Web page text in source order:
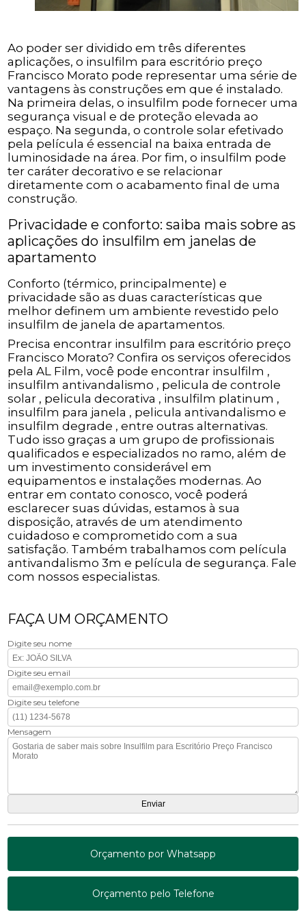
Ao poder ser dividido em três diferentes
aplicações, o insulfilm para escritório preço
Francisco Morato pode representar uma série de
vantagens às construções em que é instalado.
Na primeira delas, o insulfilm pode fornecer uma
segurança visual e de proteção elevada ao
espaço. Na segunda, o controle solar efetivado
pela película é essencial na baixa entrada de
luminosidade na área. Por fim, o insulfilm pode
ter caráter decorativo e se relacionar
diretamente com o acabamento final de uma
construção.
Privacidade e conforto: saiba mais sobre as
aplicações do insulfilm em janelas de
apartamento
Conforto (térmico, principalmente) e
privacidade são as duas características que
melhor definem um ambiente revestido pelo
insulfilm de janela de apartamentos.
Precisa encontrar insulfilm para escritório preço
Francisco Morato? Confira os serviços oferecidos
pela AL Film, você pode encontrar insulfilm ,
insulfilm antivandalismo , pelicula de controle
solar , pelicula decorativa , insulfilm platinum ,
insulfilm para janela , pelicula antivandalismo e
insulfilm degrade , entre outras alternativas.
Tudo isso graças a um grupo de profissionais
qualificados e especializados no ramo, além de
um investimento considerável em
equipamentos e instalações modernas. Ao
entrar em contato conosco, você poderá
esclarecer suas dúvidas, estamos à sua
disposição, através de um atendimento
cuidadoso e comprometido com a sua
satisfação. Também trabalhamos com película
antivandalismo 3m e película de segurança. Fale
com nossos especialistas.
FAÇA UM ORÇAMENTO
Digite seu nome
Digite seu email
Digite seu telefone
Mensagem
Orçamento por Whatsapp
Orçamento pelo Telefone